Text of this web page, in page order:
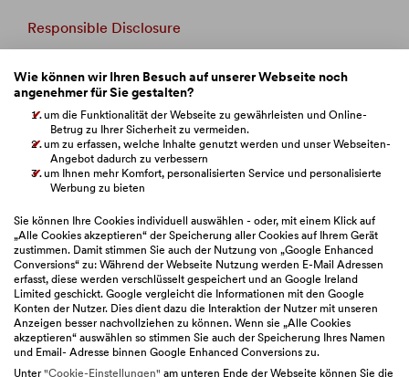
Responsible Disclosure
Beschwerdemanagement
Verbandsklage
BAWAG Webseiten
Bitte auswählen
Wie können wir Ihren Besuch auf unserer Webseite noch
angenehmer für Sie gestalten?
um die Funktionalität der Webseite zu gewährleisten und Online-
Betrug zu Ihrer Sicherheit zu vermeiden.
um zu erfassen, welche Inhalte genutzt werden und unser Webseiten-
Angebot dadurch zu verbessern
um Ihnen mehr Komfort, personalisierten Service und personalisierte
Werbung zu bieten
Sie können Ihre Cookies individuell auswählen - oder, mit einem Klick auf
„Alle Cookies akzeptieren“ der Speicherung aller Cookies auf Ihrem Gerät
zustimmen. Damit stimmen Sie auch der Nutzung von „Google Enhanced
Conversions“ zu: Während der Webseite Nutzung werden E-Mail Adressen
erfasst, diese werden verschlüsselt gespeichert und an Google Ireland
Limited geschickt. Google vergleicht die Informationen mit den Google
Konten der Nutzer. Dies dient dazu die Interaktion der Nutzer mit unseren
Anzeigen besser nachvollziehen zu können. Wenn sie „Alle Cookies
akzeptieren“ auswählen so stimmen Sie auch der Speicherung Ihres Namen
und Email- Adresse binnen Google Enhanced Conversions zu.
Unter"Cookie-Einstellungen" am unteren Ende der Webseite können Sie die